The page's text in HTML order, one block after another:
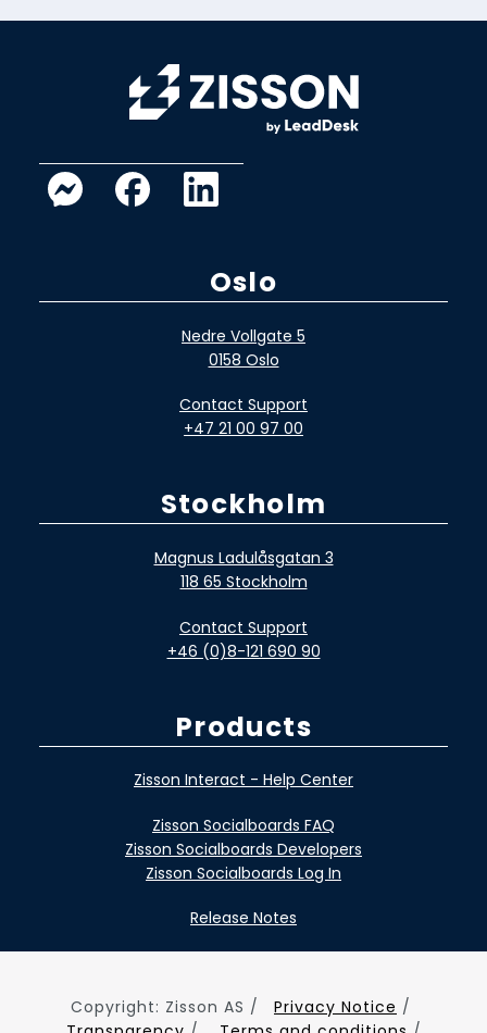
Oslo
Nedre Vollgate 5
0158 Oslo
Contact Support
+47 21 00 97 00
Stockholm
Magnus Ladulåsgatan 3
118 65 Stockholm
Contact Support
+46 (0)8-121 690 90
Products
Zisson Interact - Help Center
Zisson Socialboards FAQ
Zisson Socialboards Developers
Zisson Socialboards Log In
Release Notes
Copyright: Zisson AS / Privacy Notice /